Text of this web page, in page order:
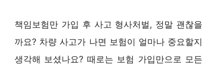
책임보험만 가입 후 사고 형사처벌, 정말 괜찮을
까요? 차량 사고가 나면 보험이 얼마나 중요할지
생각해 보셨나요? 때로는 보험 가입만으로 모든